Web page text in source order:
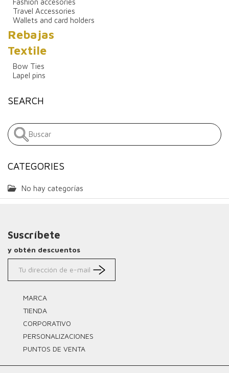
Travel Accessories
Wallets and card holders
Rebajas
Textile
Bow Ties
Lapel pins
SEARCH
CATEGORIES
No hay categorías
Suscríbete
y obtén descuentos
MARCA
TIENDA
CORPORATIVO
PERSONALIZACIONES
PUNTOS DE VENTA